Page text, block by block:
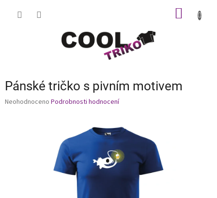
Pánské tričko s pivním motivem
Průměrné
Neohodnoceno Podrobnosti hodnocení